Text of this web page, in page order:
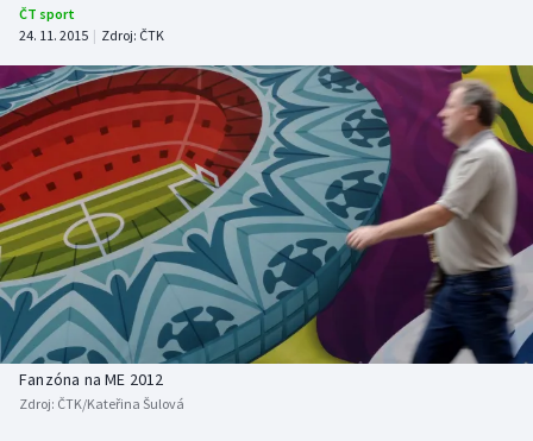
Atletika
Cyklistika
DALŠÍ SPORTY
Americký fotbal
Baseball a softbal
Basketbal
Biatlon
NEPŘEHLÉDNĚTE
Soutěže
Historické návraty
Aplikace ČT sport
ČT sport
24. 11. 2015 | Zdroj: ČTK
Fanzóna na ME 2012
Zdroj: ČTK/Kateřina Šulová